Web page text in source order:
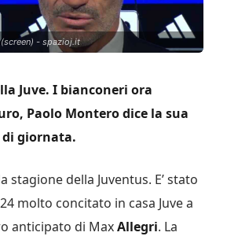
- spazioj.it
Juve. I bianconeri ora
Paolo Montero dice la sua
giornata.
stagione della Juventus. E’ stato
molto concitato in casa Juve a
anticipato di MaxAllegri. La